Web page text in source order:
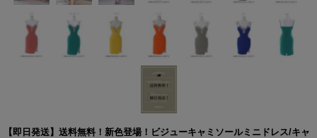
【即日発送】送料無料！新色登場！ビジューキャミソールミニドレス/キャ